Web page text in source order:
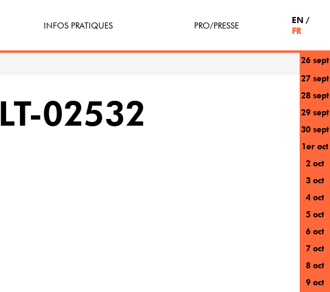
INFOS PRATIQUES
Participe(z)
PRO/PRESSE
EN
FR
26 sept
27 sept
28 sept
29 sept
30 sept
1er oct
2 oct
3 oct
4 oct
5 oct
6 oct
7 oct
8 oct
9 oct
02532